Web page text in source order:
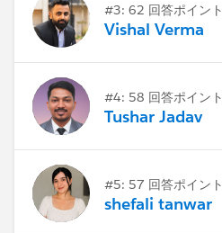
#3: 62 回答ポイント
Vishal Verma
#4: 58 回答ポイント
Tushar Jadav
#5: 57 回答ポイント
shefali tanwar